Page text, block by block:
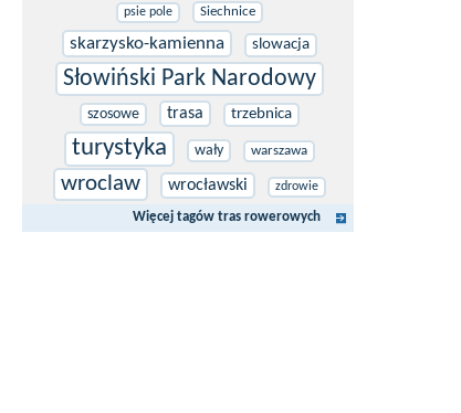
psie pole Siechnice
skarzysko-kamienna slowacja
Słowiński Park Narodowy
szosowe trasa trzebnica
turystyka wały warszawa
wroclaw wrocławski zdrowie
Więcej tagów tras rowerowych